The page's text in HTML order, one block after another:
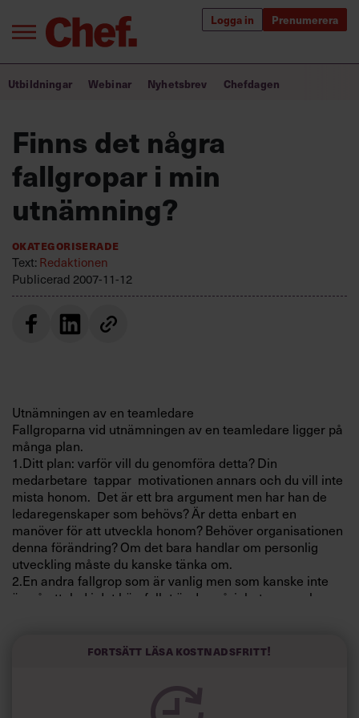
Logga in Prenumerera
Logga in
Annonsera
Om oss
Kontakta oss
Sök
efter:
Bra ledare förändrar världen
Innehåll från Chef
Utbildning för ledare
Chefakademin+
Populära utbildningar
Utbildningar Webinar Nyhetsbrev Chefdagen
Finns det några
fallgropar i min
utnämning?
Okategoriserade
Text:Redaktionen
Publicerad 2007-11-12
Utnämningen av en teamledare
Fallgroparna vid utnämningen av en teamledare ligger på
många plan.
1.Ditt plan: varför vill du genomföra detta? Din
medarbetare tappar motivationen annars och du vill inte
mista honom. Det är ett bra argument men har han de
ledaregenskaper som behövs? Är detta enbart en
manöver för att utveckla honom? Behöver organisationen
denna förändring? Om det bara handlar om personlig
utveckling måste du kanske tänka om.
2.En andra fallgrop som är vanlig men som kanske inte
är så uttalad i det här fallet är de svårigheter som kan
respekt och förtroende beroende på sitt kunnande så det
3. En tredje fallgrop är att man inte gör teamledarens
ansvarsområden tydliga för medarbetarna. Du har kanske
Fortsätt läsa kostnadsfritt!